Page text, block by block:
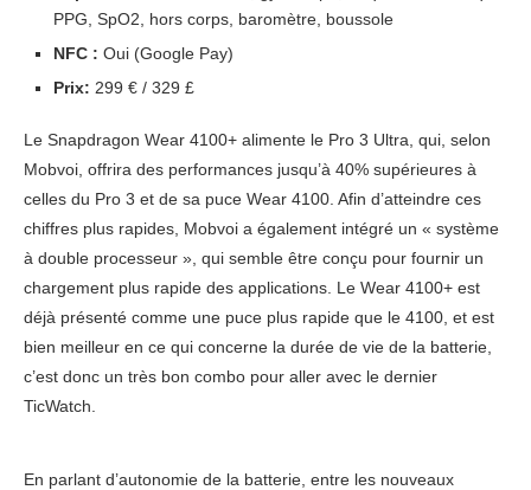
PPG, SpO2, hors corps, baromètre, boussole
NFC : Oui (Google Pay)
Prix: 299 € / 329 £
Le Snapdragon Wear 4100+ alimente le Pro 3 Ultra, qui, selon
Mobvoi, offrira des performances jusqu’à 40% supérieures à
celles du Pro 3 et de sa puce Wear 4100. Afin d’atteindre ces
chiffres plus rapides, Mobvoi a également intégré un « système
à double processeur », qui semble être conçu pour fournir un
chargement plus rapide des applications. Le Wear 4100+ est
déjà présenté comme une puce plus rapide que le 4100, et est
bien meilleur en ce qui concerne la durée de vie de la batterie,
c’est donc un très bon combo pour aller avec le dernier
TicWatch.
En parlant d’autonomie de la batterie, entre les nouveaux